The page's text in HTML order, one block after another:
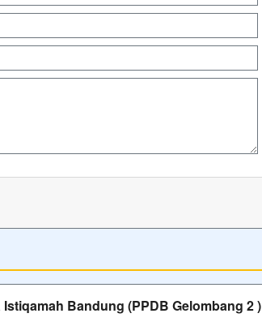
Bandung (PPDB Gelombang 2 )